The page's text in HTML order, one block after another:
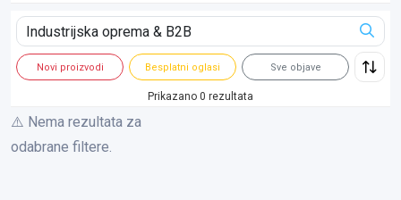
Novi proizvodi Besplatni oglasi Sve objave
Prikazano 0 rezultata
⚠️ Nema rezultata za
odabrane filtere.